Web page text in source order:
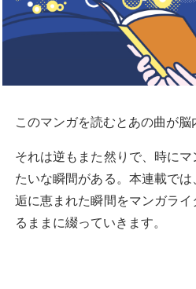
このマンガを読むとあの曲が脳
それは逆もまた然りで、時に
たいな瞬間がある。本連載で
逅に恵まれた瞬間をマンガラ
るままに綴っていきます。